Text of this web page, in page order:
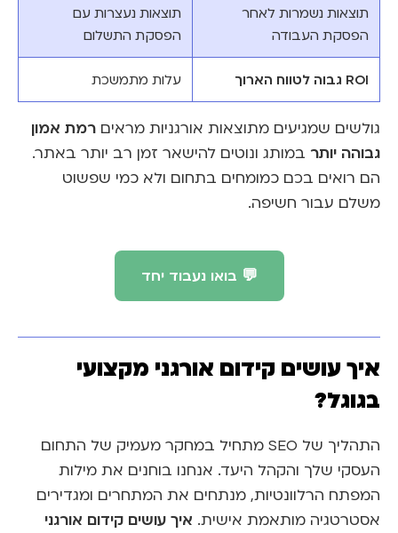
תוצאות נשמרות לאחר
הפסקת העבודה
תוצאות נעצרות עם
הפסקת התשלום
ROI גבוה לטווח הארוך עלות מתמשכת
גולשים שמגיעים מתוצאות אורגניות מראים רמת אמון
גבוהה יותר במותג ונוטים להישאר זמן רב יותר באתר.
הם רואים בכם כמומחים בתחום ולא כמי שפשוט
משלם עבור חשיפה.
💬 בואו נעבוד יחד
איך עושים קידום אורגני מקצועי
בגוגל?
התהליך של SEO מתחיל במחקר מעמיק של התחום
העסקי שלך והקהל היעד. אנחנו בוחנים את מילות
המפתח הרלוונטיות, מנתחים את המתחרים ומגדירים
אסטרטגיה מותאמת אישית. איך עושים קידום אורגני